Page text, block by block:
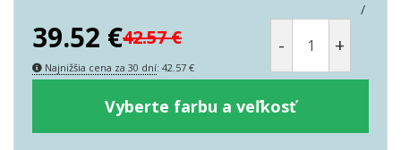
/
39.52 €42.57€
Najnižšia cena za 30 dní: 42.57 €
- +
Vyberte farbu a veľkosť